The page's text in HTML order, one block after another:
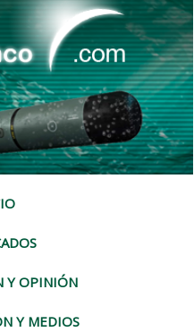
Y OPINIÓN
Y MEDIOS